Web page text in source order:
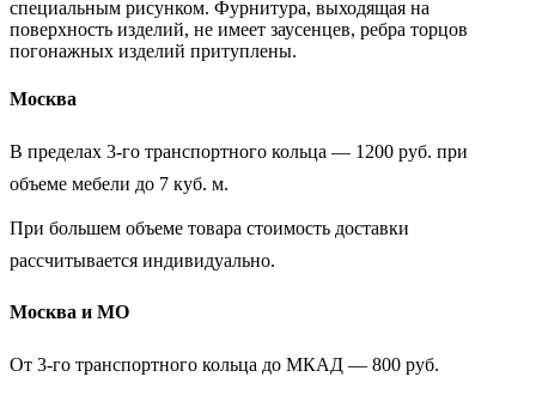
специальным рисунком. Фурнитура, выходящая на
поверхность изделий, не имеет заусенцев, ребра торцов
погонажных изделий притуплены.
Москва
В пределах 3-го транспортного кольца — 1200 руб. при
объеме мебели до 7 куб. м.
При большем объеме товара стоимость доставки
рассчитывается индивидуально.
Москва и МО
От 3-го транспортного кольца до МКАД — 800 руб.